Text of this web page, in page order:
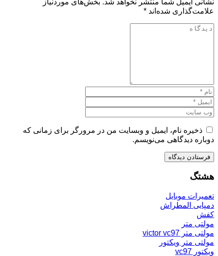
نشانی ایمیل شما منتشر نخواهد شد. بخش‌های موردنیاز
علامت‌گذاری شده‌اند *
ذخیره نام، ایمیل و وبسایت من در مرورگر برای زمانی که
دوباره دیدگاهی می‌نویسم.
هشتگ
تعمیرات موبایل
دمپایی المطراش
کفش
مولتی متر
مولتی متر victor vc97
مولتی متر ویکتور
ویکتور vc97